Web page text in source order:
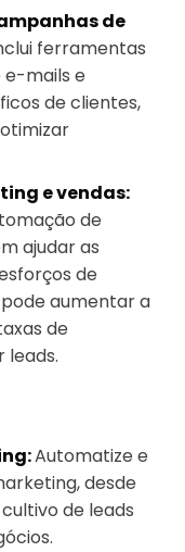
de
ferramentas
mails e
de clientes,
e vendas:
de
ajudar as
de
aumentar a
de
leads.
Automatize e
desde
de leads